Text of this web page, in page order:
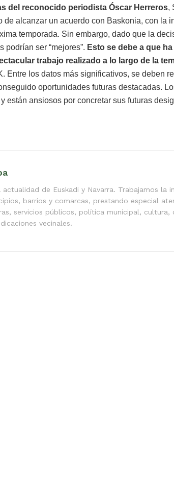
del reconocido periodista Óscar Herreros,
de alcanzar un acuerdo con Baskonia, con la
temporada. Sin embargo, dado que la
podrían ser “mejores”. Esto se debe a que
trabajo realizado a lo largo de la
Entre los datos más significativos, se deben
oportunidades futuras destacadas.
están ansiosos por concretar sus futuras
actualidad de Euskadi y Navarra. Trabajamos la
barrios y comarcas, prestando especial
servicios públicos, política municipal, cultura,
vecinales.